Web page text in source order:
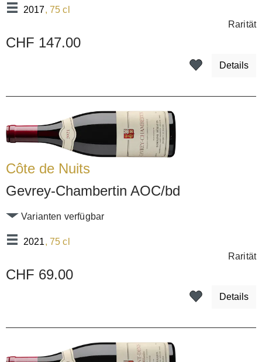
2017, 75 cl
Rarität
CHF 147.00
Details
Côte de Nuits
Gevrey-Chambertin AOC/bd
2021, 75 cl
Varianten verfügbar
Rarität
CHF 69.00
Details